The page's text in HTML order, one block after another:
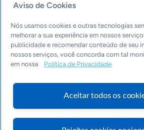
Economia & Política
Inovação & Tecnologia
Cultura empreendedora
Dados
Arquivo
Aviso de Cookies
Nós usamos cookies e outras tecnologias
melhorar a sua experiência em nossos
publicidade e recomendar conteúdo de seu
nossos serviços, você concorda com tal
em nossa
Política de Privacidade
Aceitar todos os